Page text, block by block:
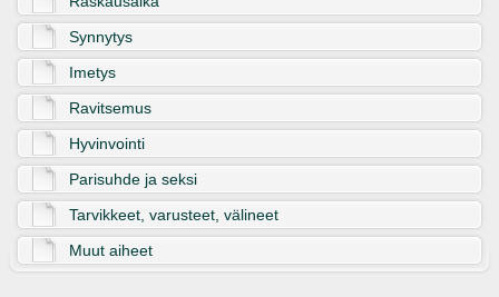
Synnytys
Imetys
Ravitsemus
Hyvinvointi
Parisuhde ja seksi
Tarvikkeet, varusteet, välineet
Muut aiheet